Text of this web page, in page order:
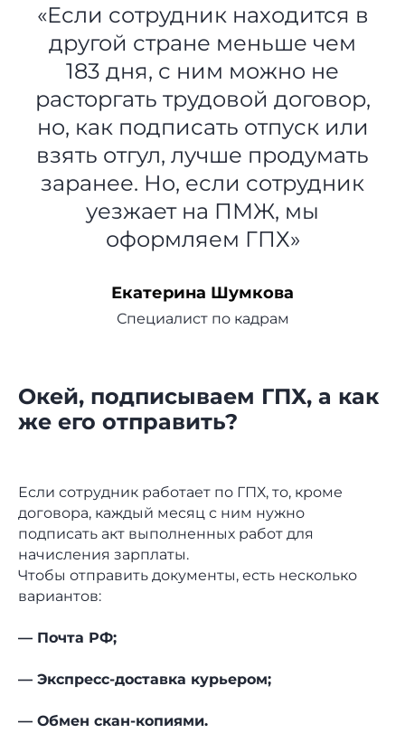
«Если сотрудник находится в
другой стране меньше чем
183 дня, с ним можно не
расторгать трудовой договор,
но, как подписать отпуск или
взять отгул, лучше продумать
заранее. Но, если сотрудник
уезжает на ПМЖ, мы
оформляем ГПХ»
Екатерина Шумкова
Специалист по кадрам
Окей, подписываем ГПХ, а как
же его отправить?
Если сотрудник работает по ГПХ, то, кроме
договора, каждый месяц с ним нужно
подписать акт выполненных работ для
начисления зарплаты.
Чтобы отправить документы, есть несколько
вариантов:
— Почта РФ;
— Экспресс-доставка курьером;
— Обмен скан-копиями.